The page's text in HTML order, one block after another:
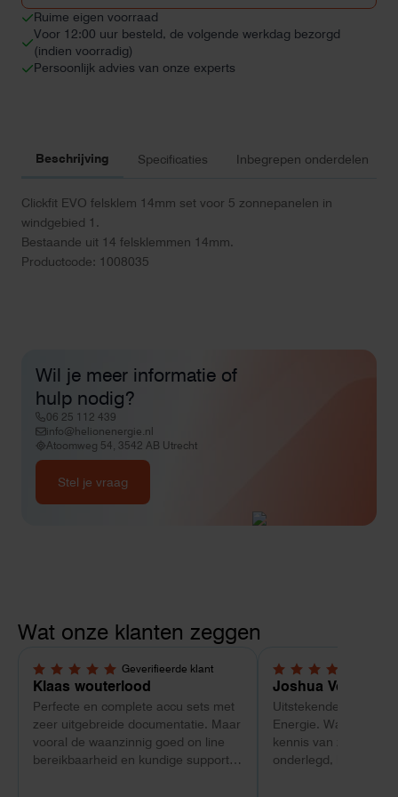
1
(5
panelen)
aantal
Ruime eigen voorraad
Voor 12:00 uur besteld, de volgende werkdag bezorgd
(indien voorradig)
Persoonlijk advies van onze experts
Beschrijving Specificaties Inbegrepen onderdelen
Clickfit EVO felsklem 14mm set voor 5 zonnepanelen in
windgebied 1.
Bestaande uit 14 felsklemmen 14mm.
Productcode: 1008035
Wil je meer informatie of
hulp nodig?
06 25 112 439
info@helionenergie.nl
Atoomweg 54, 3542 AB Utrecht
Stel je vraag
Wat onze klanten zeggen
Geverifieerde klant
5,0 van 5 sterren
Klaas wouterlood
Perfecte en complete accu sets met
zeer uitgebreide documentatie. Maar
vooral de waanzinnig goed on line
bereikbaarheid en kundige support
5,0 van 5 sterren
Joshua Verdonk
Uitstekende ervaring
Energie. Wat vooral
kennis van zaken:
onderlegd, heldere